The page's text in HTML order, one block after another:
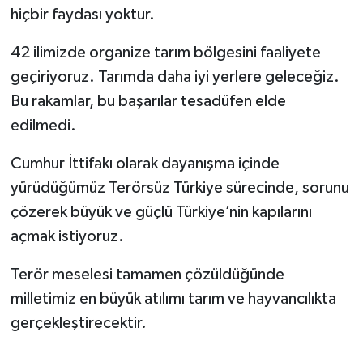
hiçbir faydası yoktur.
42 ilimizde organize tarım bölgesini faaliyete
geçiriyoruz. Tarımda daha iyi yerlere geleceğiz.
Bu rakamlar, bu başarılar tesadüfen elde
edilmedi.
Cumhur İttifakı olarak dayanışma içinde
yürüdüğümüz Terörsüz Türkiye sürecinde, sorunu
çözerek büyük ve güçlü Türkiye’nin kapılarını
açmak istiyoruz.
Terör meselesi tamamen çözüldüğünde
milletimiz en büyük atılımı tarım ve hayvancılıkta
gerçekleştirecektir.